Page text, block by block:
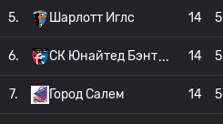
5. Шарлотт Иглс 14 5
6. СК Юнайтед Бэнт 14 5
7. Город Салем 14 5